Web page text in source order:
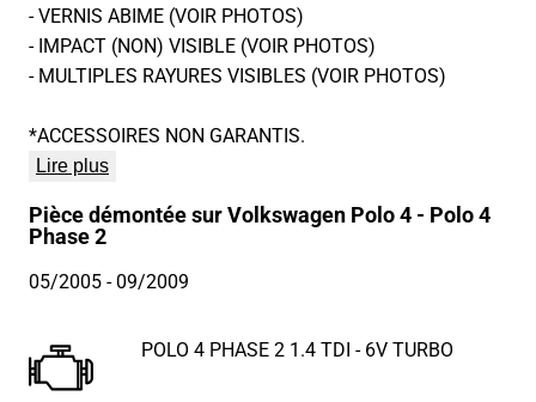
- VERNIS ABIME (VOIR PHOTOS)
- IMPACT (NON) VISIBLE (VOIR PHOTOS)
- MULTIPLES RAYURES VISIBLES (VOIR PHOTOS)
*ACCESSOIRES NON GARANTIS.
Lire plus
Pièce démontée sur Volkswagen Polo 4 - Polo 4
Phase 2
05/2005- 09/2009
POLO 4 PHASE 2 1.4 TDI - 6V TURBO